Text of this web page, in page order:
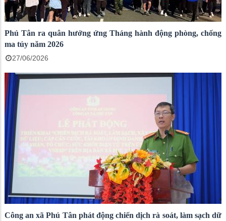
Phú Tân ra quân hưởng ứng Tháng hành động phòng, chống
ma túy năm 2026
27/06/2026
Công an xã Phú Tân phát động chiến dịch rà soát, làm sạch dữ